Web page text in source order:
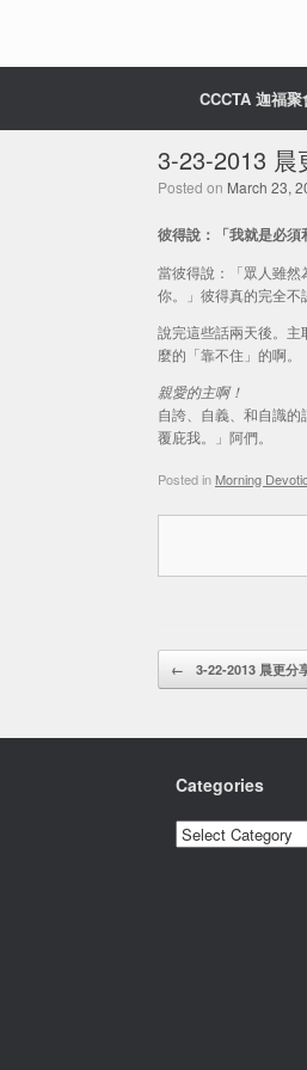
CCCTA 迦福聚
3-23-2013 晨
Posted on March 23,
彼得說：「我就是必
當彼得說：「眾人雖
你。」彼得真的完全不
說完這些話兩天後。
麼的「靠不住」的啊。
親愛的主啊！
自誇、自義、和自識
覆庇我。」阿們。
Posted in Morning
Post navigation
← 3-22-2013 晨更分
Categories
Categories